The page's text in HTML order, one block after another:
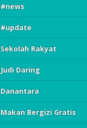
#news
#update
Sekolah Rakyat
Judi Daring
Danantara
Makan Bergizi Gratis